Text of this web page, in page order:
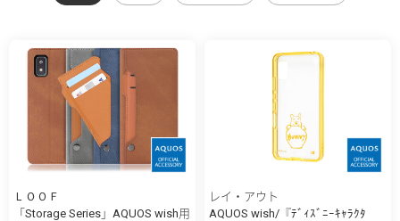
ＬＯＯＦ
「Storage Series」AQUOS wish用
レイ・アウト
AQUOS wish/『ﾃﾞｨｽﾞﾆｰｷｬﾗｸﾀ